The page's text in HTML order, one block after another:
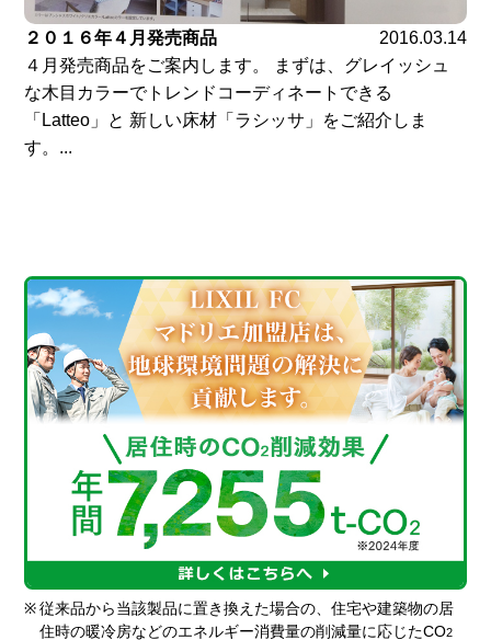
２０１６年４月発売商品
2016.03.14
４月発売商品をご案内します。 まずは、グレイッシュ
な木目カラーでトレンドコーディネートできる
「Latteo」と 新しい床材「ラシッサ」をご紹介しま
す。...
※ 従来品から当該製品に置き換えた場合の、住宅や建築物の居
住時の暖冷房などのエネルギー消費量の削減量に応じたCO2